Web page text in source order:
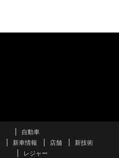
自動車
新車情報 店舗
新技術
レジャー